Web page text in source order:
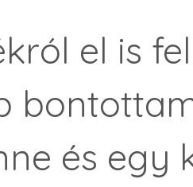
el is
és egy